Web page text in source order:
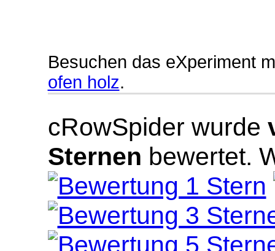
Besuchen das eXperiment
ofen holz.
cRowSpider wurde
Sternen bewertet.